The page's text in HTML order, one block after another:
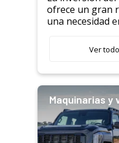
ofrece un gran
una necesidad
Ver
Maquinarias y